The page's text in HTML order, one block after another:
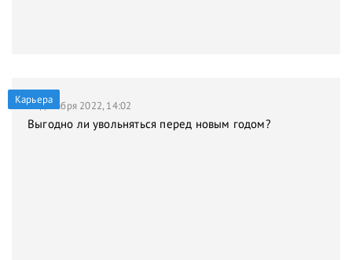
Карьера
21 декабря 2022, 14:02
Выгодно ли увольняться перед новым годом?